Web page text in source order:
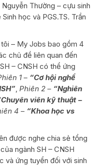
Thường – cựu sinh
học và PGS.TS. Trần
– My Jobs bao gồm 4
chủ đề liên quan đến
– CNSH có thể ứng
1 – “Cơ hội nghề
, Phiên 2 – “Nghiên
viên kỹ thuật –
4 – “Khoa học vs
được nghe chia sẻ tổng
ngành SH – CNSH
và ứng tuyển đối với sinh